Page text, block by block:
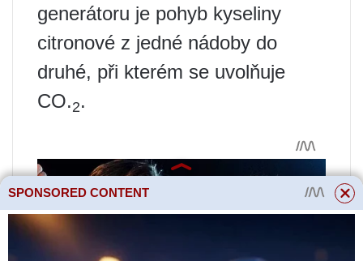
generátoru je pohyb kyseliny
citronové z jedné nádoby do
druhé, při kterém se uvolňuje
CO.2.
SPONSORED CONTENT